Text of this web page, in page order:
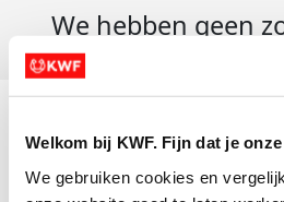
Welkom bij KWF. Fijn dat je
We gebruiken cookies en
We hebben geen
Actiematerialen
Evenementen